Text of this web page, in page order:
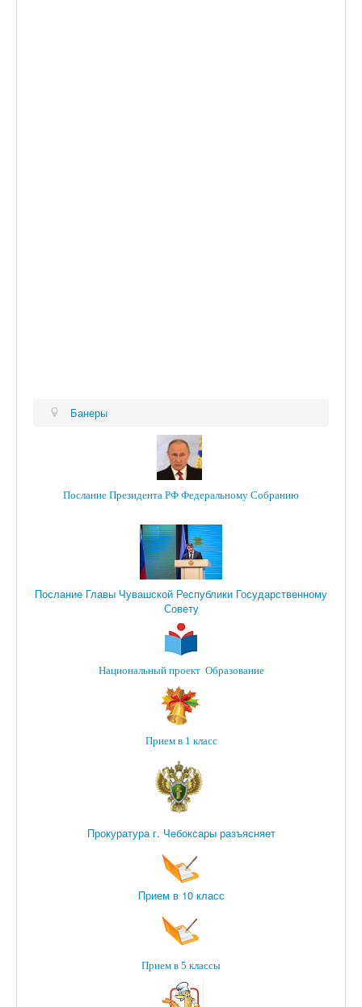
Банеры
Послание Президента РФ Федеральному Собранию
Послание Главы Чувашской Республики Государственному
Совету
Национальный проект Образование
Прием в 1 класс
Прокуратура г. Чебоксары разъясняет
Прием в 10 класс
Прием в 5 классы